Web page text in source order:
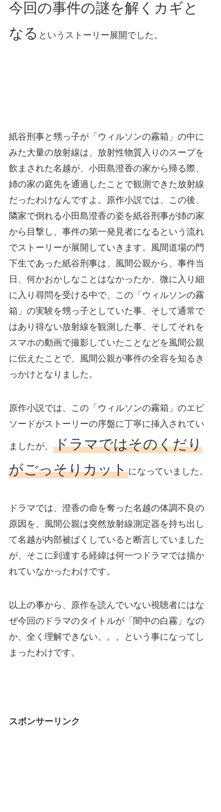
今回の事件の謎を解くカギと
なる というストーリー展開でした。
紙谷刑事と甥っ子が「ウィルソンの霧箱」の中に
みた大量の放射線は、放射性物質入りのスープを
飲まされた名越が、小田島澄香の家から帰る際、
姉の家の庭先を通過したことで観測できた放射線
だったわけなんですよ。原作小説では、この後、
隣家で倒れる小田島澄香の姿を紙谷刑事が姉の家
から目撃し、事件の第一発見者になるという流れ
でストーリーが展開していきます。風間道場の門
下生であった紙谷刑事は、風間公親から、事件当
日、何かおかしなことはなかったか、微に入り細
に入り尋問を受ける中で、この「ウィルソンの霧
箱」の実験を甥っ子としていた事、そして通常で
はあり得ない放射線を観測した事、そしてそれを
スマホの動画で撮影していたことなどを風間公親
に伝えたことで、風間公親が事件の全容を知るき
っかけとなりました。
原作小説では、この「ウィルソンの霧箱」のエピ
ソードがストーリーの序盤に丁寧に挿入されてい
ましたが、 ドラマではそのくだり
がごっそりカットになっていました。
ドラマでは、澄香の命を奪った名越の体調不良の
原因を、風間公親は突然放射線測定器を持ち出し
て名越が内部被ばくしていると断言していました
が、そこに到達する経緯は何一つドラマでは描か
れていなかったわけです。
以上の事から、原作を読んでいない視聴者にはな
ぜ今回のドラマのタイトルが「闇中の白霧」なの
か、全く理解できない。。。という事になってし
まったわけです。
スポンサーリンク